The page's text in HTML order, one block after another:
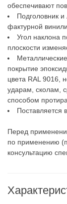
обеспечивают
Подголовник
фактурной
Угол наклона
плоскости
покрытие
цвета RAL 9016,
ударам, сколам,
способом
Поставляется
Перед
по применению
консультацию